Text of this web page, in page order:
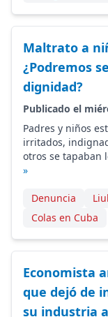
Maltrato a
¿Podremos
dignidad?
Publicado el
Padres y niños
irritados,
otros se tapaban
»
Denuncia
Colas en Cuba
Economista
que dejó de
su industria